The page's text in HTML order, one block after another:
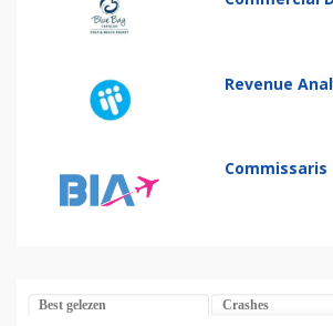
Revenue
Commissaris
Best gelezen Crashes